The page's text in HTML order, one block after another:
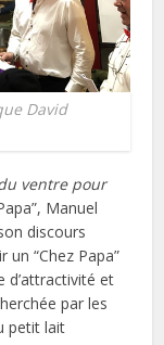
David
ventre pour
Manuel
discours
un “Chez Papa”
d’attractivité et
par les
petit lait